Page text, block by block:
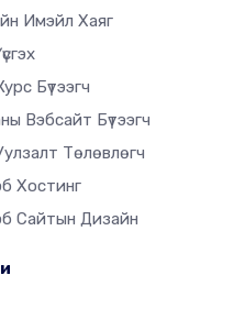
Имэйл Хаяг
Бүтээгч
Вэбсайт Бүтээгч
Төлөвлөгч
Хостинг
Сайтын Дизайн